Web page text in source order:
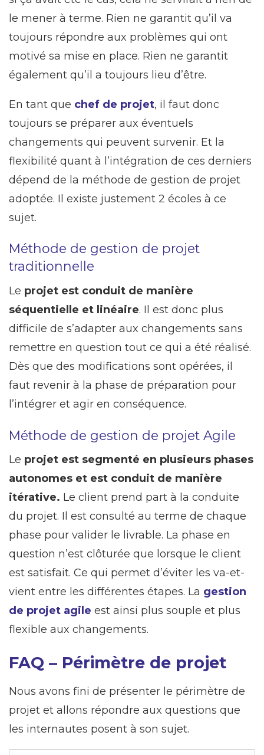
le mener à terme. Rien ne garantit qu’il va
toujours répondre aux problèmes qui ont
motivé sa mise en place. Rien ne garantit
également qu’il a toujours lieu d’être.
En tant que chef de projet, il faut donc
toujours se préparer aux éventuels
changements qui peuvent survenir. Et la
flexibilité quant à l’intégration de ces derniers
dépend de la méthode de gestion de projet
adoptée. Il existe justement 2 écoles à ce
sujet.
Méthode de gestion de projet
traditionnelle
Le projet est conduit de manière
séquentielle et linéaire. Il est donc plus
difficile de s’adapter aux changements sans
remettre en question tout ce qui a été réalisé.
Dès que des modifications sont opérées, il
faut revenir à la phase de préparation pour
l’intégrer et agir en conséquence.
Méthode de gestion de projet Agile
Le projet est segmenté en plusieurs phases
autonomes et est conduit de manière
itérative. Le client prend part à la conduite
du projet. Il est consulté au terme de chaque
phase pour valider le livrable. La phase en
question n’est clôturée que lorsque le client
est satisfait. Ce qui permet d’éviter les va-et-
vient entre les différentes étapes. La gestion
de projet agile est ainsi plus souple et plus
flexible aux changements.
FAQ – Périmètre de projet
Nous avons fini de présenter le périmètre de
projet et allons répondre aux questions que
les internautes posent à son sujet.